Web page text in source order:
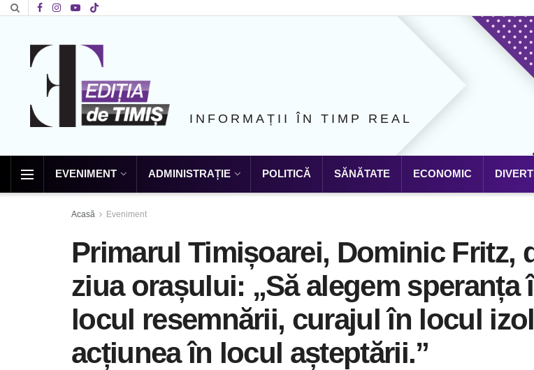
INFORMAȚII ÎN TIMP REAL
EVENIMENT ADMINISTRAȚIE POLITICĂ SĂNĂTATE ECONOMIC
Acasă Eveniment
Primarul Timișoarei, Dominic Fritz,
ziua orașului: „Să alegem speranța
locul resemnării, curajul în locul
acțiunea în locul așteptării.”